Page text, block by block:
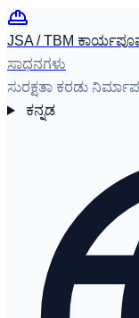
JSA / TBM
ಸಾಧನಗಳು
ಸುರಕ್ಷತಾ ಕರಡು
ಕನ್ನಡ